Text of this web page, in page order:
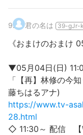
9. 君の名は 39-gJr-
《おまけのおまけ
▼05月04日(日)
「【再】林修の今
藤ちはるアナ)
https://www.tv-
28.html
◇ 11:30～ 配信